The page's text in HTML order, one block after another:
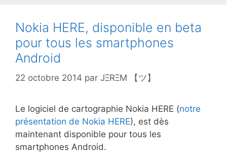
Nokia HERE, disponible en beta
pour tous les smartphones
Android
22 octobre 2014 par JΞRΞM 【ツ】
Le logiciel de cartographie Nokia HERE (notre
présentation de Nokia HERE), est dès
maintenant disponible pour tous les
smartphones Android.